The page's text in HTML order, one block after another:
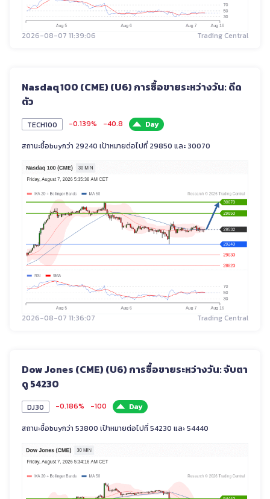
2026-08-07 11:39:06 Trading Central
Nasdaq 100 (CME) (U6) การซื้อขายระหว่างวัน: ดีด
ตัว
TECH100 -0.139% -40.8
Day
สถานะซื้อbuyกว่า 29240 เป้าหมายต่อไปที่ 29850 และ 30070
2026-08-07 11:36:07 Trading Central
Dow Jones (CME) (U6) การซื้อขายระหว่างวัน: จับตา
ดู 54230
DJ30 -0.186% -100
Day
สถานะซื้อbuyกว่า 53800 เป้าหมายต่อไปที่ 54230 และ 54440